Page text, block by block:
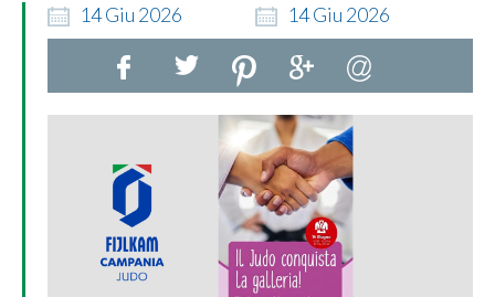
14Giu 2026 14Giu 2026